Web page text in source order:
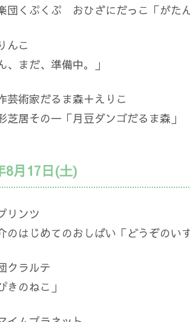
団くぷくぷ おひざにだっこ「がた
んこ
、まだ、準備中。」
芸術家だるま森＋えりこ
芝居その一「月豆ダンゴだるま森」
8月17日(土)
リンツ
のはじめてのおしばい「どうぞのいす
クラルテ
きのねこ」